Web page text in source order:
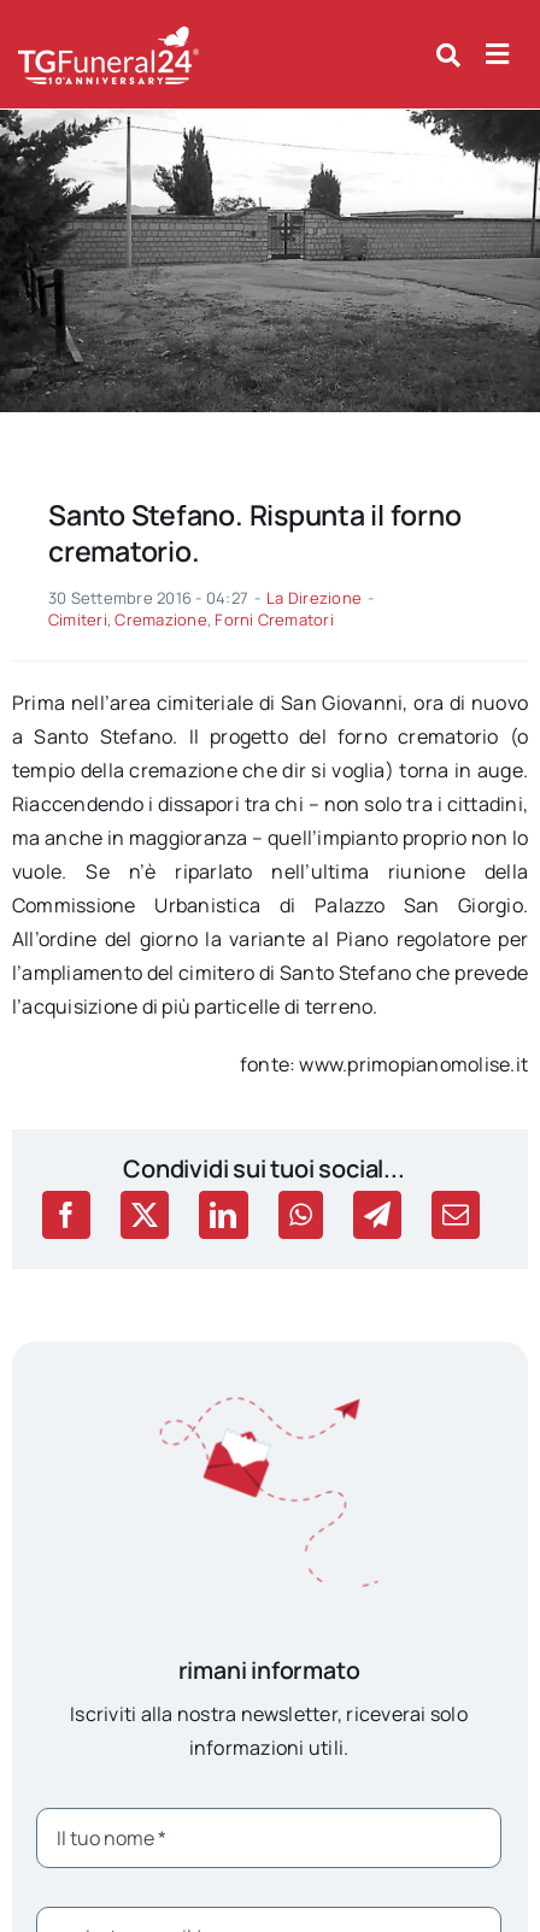
content
Santo Stefano. Rispunta il forno
crematorio.
30 Settembre 2016 - 04:27 - La Direzione -
Cimiteri,Cremazione, Forni Crematori
Prima nell’area cimiteriale di San Giovanni, ora di nuovo
a Santo Stefano. Il progetto del forno crematorio (o
tempio della cremazione che dir si voglia) torna in auge.
Riaccendendo i dissapori tra chi – non solo tra i cittadini,
ma anche in maggioranza – quell’impianto proprio non lo
vuole. Se n’è riparlato nell’ultima riunione della
Commissione Urbanistica di Palazzo San Giorgio.
All’ordine del giorno la variante al Piano regolatore per
l’ampliamento del cimitero di Santo Stefano che prevede
l’acquisizione di più particelle di terreno.
fonte: www.primopianomolise.it
Condividi sui tuoi social...
rimani informato
Iscriviti alla nostra newsletter, riceverai solo
informazioni utili.